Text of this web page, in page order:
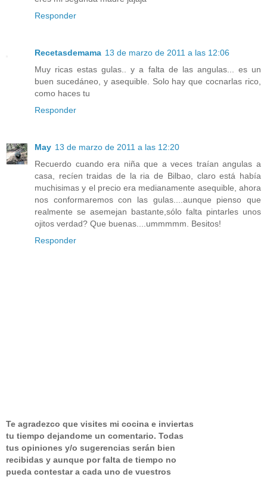
Responder
Recetasdemama 13 de marzo de 2011 a las 12:06
Muy ricas estas gulas.. y a falta de las angulas... es un
buen sucedáneo, y asequible. Solo hay que cocnarlas rico,
como haces tu
Responder
May 13 de marzo de 2011 a las 12:20
Recuerdo cuando era niña que a veces traían angulas a
casa, recíen traidas de la ria de Bilbao, claro está había
muchisimas y el precio era medianamente asequible, ahora
nos conformaremos con las gulas....aunque pienso que
realmente se asemejan bastante,sólo falta pintarles unos
ojitos verdad? Que buenas....ummmmm. Besitos!
Responder
Te agradezco que visites mi cocina e inviertas
tu tiempo dejandome un comentario. Todas
tus opiniones y/o sugerencias serán bien
recibidas y aunque por falta de tiempo no
pueda contestar a cada uno de vuestros